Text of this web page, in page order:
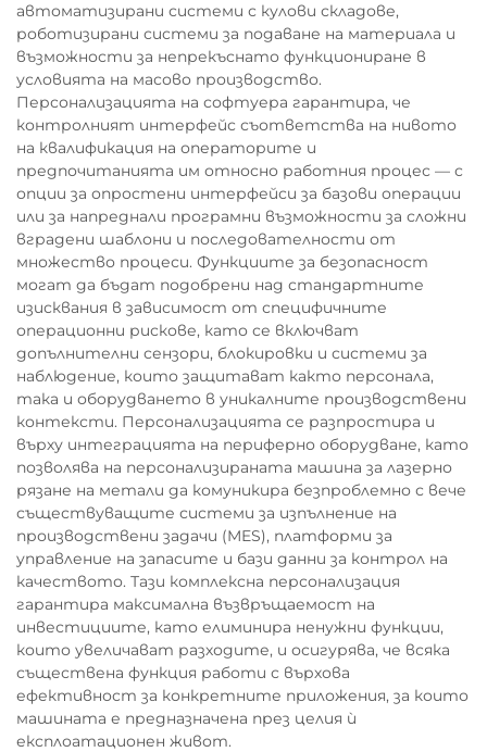
автоматизирани системи с кулови складове,
роботизирани системи за подаване на материала и
възможности за непрекъснато функциониране в
условията на масово производство.
Персонализацията на софтуера гарантира, че
контролният интерфейс съответства на нивото
на квалификация на операторите и
предпочитанията им относно работния процес — с
опции за опростени интерфейси за базови операции
или за напреднали програмни възможности за сложни
вградени шаблони и последователности от
множество процеси. Функциите за безопасност
могат да бъдат подобрени над стандартните
изисквания в зависимост от специфичните
операционни рискове, като се включват
допълнителни сензори, блокировки и системи за
наблюдение, които защитават както персонала,
така и оборудването в уникалните производствени
контексти. Персонализацията се разпростира и
върху интеграцията на периферно оборудване, като
позволява на персонализираната машина за лазерно
рязане на метали да комуникира безпроблемно с вече
съществуващите системи за изпълнение на
производствени задачи (MES), платформи за
управление на запасите и бази данни за контрол на
качеството. Тази комплексна персонализация
гарантира максимална възвръщаемост на
инвестициите, като елиминира ненужни функции,
които увеличават разходите, и осигурява, че всяка
съществена функция работи с върхова
ефективност за конкретните приложения, за които
машината е предназначена през целия ѝ
експлоатационен живот.